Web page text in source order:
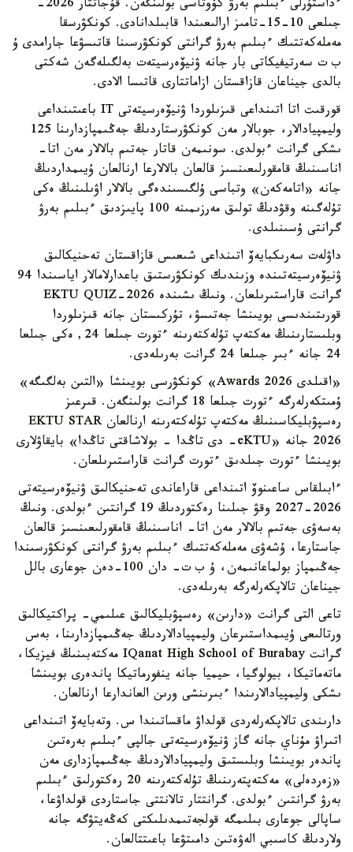
ءداستۇرلى ءبىلىم بەرۋ كۆوتاسى بولىنگەن. قۇجاتتار 2026-
جىلعى 10-15-تامىز ارالىعىندا قابىلدانادى. كونكۋرسقا
مەملەكەتتىك ءبىلىم بەرۋ گرانتى كونكۋرسىنا قاتىسۋعا جارامدى ۇ
ب ت سەرتيفيكاتى بار جانە ۋنيۆەرسيتەت بەلگىلەگەن شەكتى
بالدى جيناعان قازاقستان ازاماتتارى قاتىسا الادى.
قورقىت اتا اتىنداعى قىزىلوردا ۋنيۆەرسيتەتى IT باعىتىنداعى
وليمپيادالار، جوبالار مەن كونكۋرستاردىڭ جەڭىمپازدارىنا 125
ىشكى گرانت ءبولدى. سونىمەن قاتار جەتىم بالالار مەن اتا-
اناسىنىڭ قامقورلىعىنسىز قالعان بالالارعا ارنالعان ۇيىمداردىڭ
جانە «اتامەكەن» وتباسى ۇلگىسىندەگى بالالار اۋىلىنىڭ ەكى
تۇلەگىنە وقۋدىڭ تولىق مەرزىمىنە 100 پايىزدىق ءبىلىم بەرۋ
گرانتى ۇسىنىلدى.
داۋلەت سەرىكبايەۆ اتىنداعى شىعىس قازاقستان تەحنيكالىق
ۋنيۆەرسيتەتىندە وزىندىك كونكۋرستىق باعدارلامالار اياسىندا 94
گرانت قاراستىرىلعان. ونىڭ ىشىندە EKTU QUIZ-2026
قورىتىندىسى بويىنشا جەتىسۋ، تۇركىستان جانە قىزىلوردا
وبلىستارىنىڭ مەكتەپ تۇلەكتەرىنە ءتورت جىلعا 24, ەكى جىلعا
24 جانە ءبىر جىلعا 24 گرانت بەرىلەدى.
«اقىلدى Awards 2026» كونكۋرسى بويىنشا «التىن بەلگىگە»
ۇمىتكەرلەرگە ءتورت جىلعا 18 گرانت بولىنگەن. قىرعىز
رەسپۋبليكاسىنىڭ مەكتەپ تۇلەكتەرىنە ارنالعان EKTU STAR
2026 جانە «eKTU- دى تاڭدا - بولاشاقتى تاڭدا» بايقاۋلارى
بويىنشا ءتورت جىلدىق ءتورت گرانت قاراستىرىلعان.
ءابىلقاس ساعىنوۆ اتىنداعى قاراعاندى تەحنيكالىق ۋنيۆەرسيتەتى
2026-2027 وقۋ جىلىنا رەكتوردىڭ 19 گرانتىن ءبولدى. ونىڭ
بەسەۋى جەتىم بالالار مەن اتا- اناسىنىڭ قامقورلىعىنسىز قالعان
جاستارعا، ۇشەۋى مەملەكەتتىك ءبىلىم بەرۋ گرانتى كونكۋرسىندا
جەڭىمپاز بولماعانىمەن، ۇ ب ت- دان 100-دەن جوعارى بالل
جيناعان تالاپكەرلەرگە بەرىلەدى.
تاعى التى گرانت «دارىن» رەسپۋبليكالىق عىلىمي- پراكتيكالىق
ورتالىعى ۇيىمداستىرعان وليمپيادالاردىڭ جەڭىمپازدارىنا، بەس
گرانت IQanat High School of Burabay مەكتەبىنىڭ فيزيكا،
ماتەماتيكا، بيولوگيا، حيميا جانە ينفورماتيكا پاندەرى بويىنشا
ىشكى وليمپيادالارىندا ءبىرىنشى ورىن العاندارعا ارنالعان.
دارىندى تالاپكەرلەردى قولداۋ ماقساتىندا س. وتەبايەۆ اتىنداعى
اتىراۋ مۇناي جانە گاز ۋنيۆەرسيتەتى جالپى ءبىلىم بەرەتىن
پاندەر بويىنشا وبلىستىق وليمپيادالاردىڭ جەڭىمپازدارى مەن
«زەردەلى» مەكتەپتەرىنىڭ تۇلەكتەرىنە 20 رەكتورلىق ءبىلىم
بەرۋ گرانتىن ءبولدى. گرانتتار تالانتتى جاستاردى قولداۋعا،
ساپالى جوعارى بىلىمگە قولجەتىمدىلىكتى كەڭەيتۋگە جانە
ولاردىڭ كاسىبي الەۋەتىن دامىتۋعا باعىتتالعان.